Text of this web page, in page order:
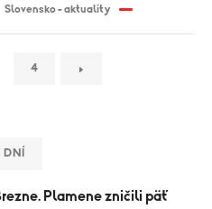
Slovensko - aktuality
4
Plamene zničili päť